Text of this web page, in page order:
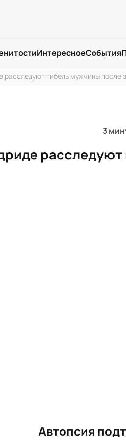
ИнтересноеСобытия
расследуют гибель мужчины после
3
расследуют
Автопсия